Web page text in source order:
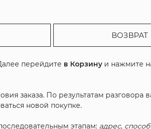
ВОЗВРАТ
перейдите в Корзину и нажмите
заказа. По результатам разговора
новой покупке.
этапам: адрес,